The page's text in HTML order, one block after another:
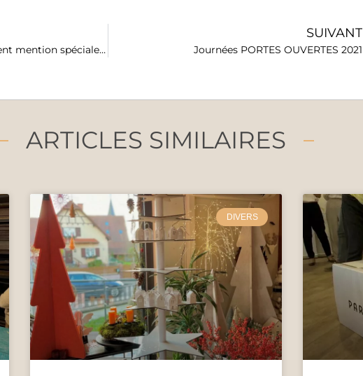
Art et Carton – Médaille d’argent mention spéciale le BHV Marais
SUIVANT
Journées PORTES OUVERTES 2021
ARTICLES SIMILAIRES
DIVERS